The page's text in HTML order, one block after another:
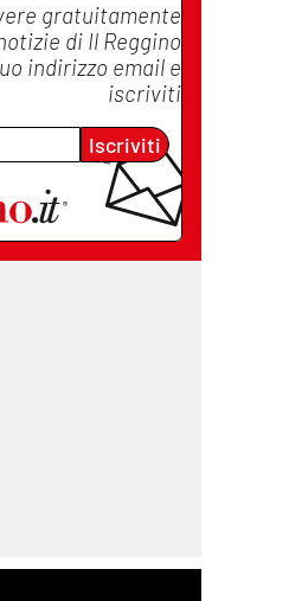
gratuitamente
di Il Reggino
indirizzo email e
iscriviti
Iscriviti